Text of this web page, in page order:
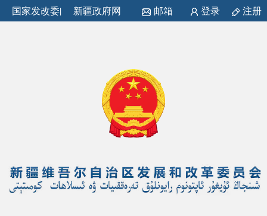
国家发改委| 新疆政府网 邮箱 登录 注册